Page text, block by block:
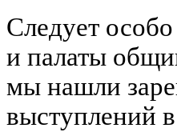
Следует
и палаты
мы нашли
выступлений